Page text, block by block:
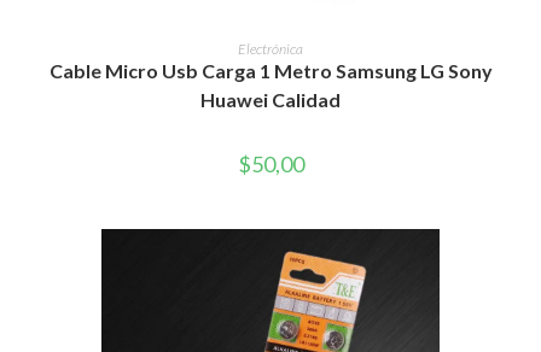
AÑADIR AL CARRITO
Electrónica
Cable Micro Usb Carga 1 Metro Samsung LG Sony
Huawei Calidad
$50,00